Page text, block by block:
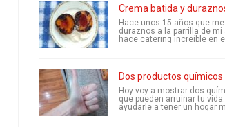
Crema batida y
Hace unos 15 años que
duraznos a la parrilla de mi
hace catering increíble en
Dos productos
Hoy voy a mostrar dos
que pueden arruinar tu
ayudarle a tener un hogar